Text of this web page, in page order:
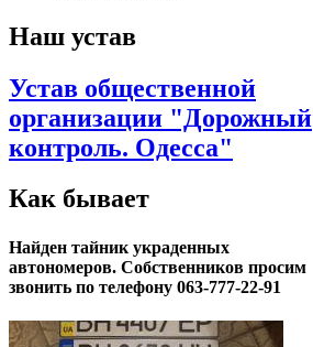
Наш устав
Устав общественной
организации "Дорожный
контроль. Одесса"
Как бывает
Найден тайник украденных
автономеров. Собственников просим
звонить по телефону 063-777-22-91